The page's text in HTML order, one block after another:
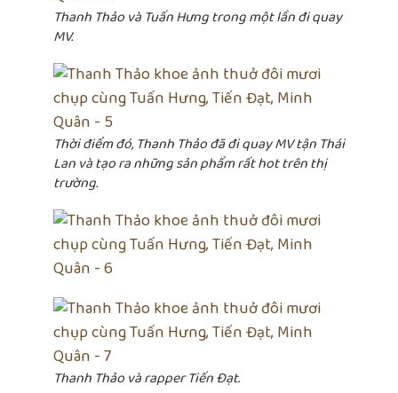
Thanh Thảo và Tuấn Hưng trong một lần đi quay
MV.
Thời điểm đó, Thanh Thảo đã đi quay MV tận Thái
Lan và tạo ra những sản phẩm rất hot trên thị
trường.
Thanh Thảo và rapper Tiến Đạt.